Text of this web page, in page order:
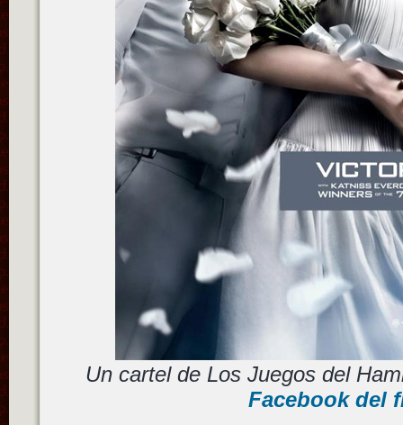
Un cartel de Los Juegos del
Facebook del